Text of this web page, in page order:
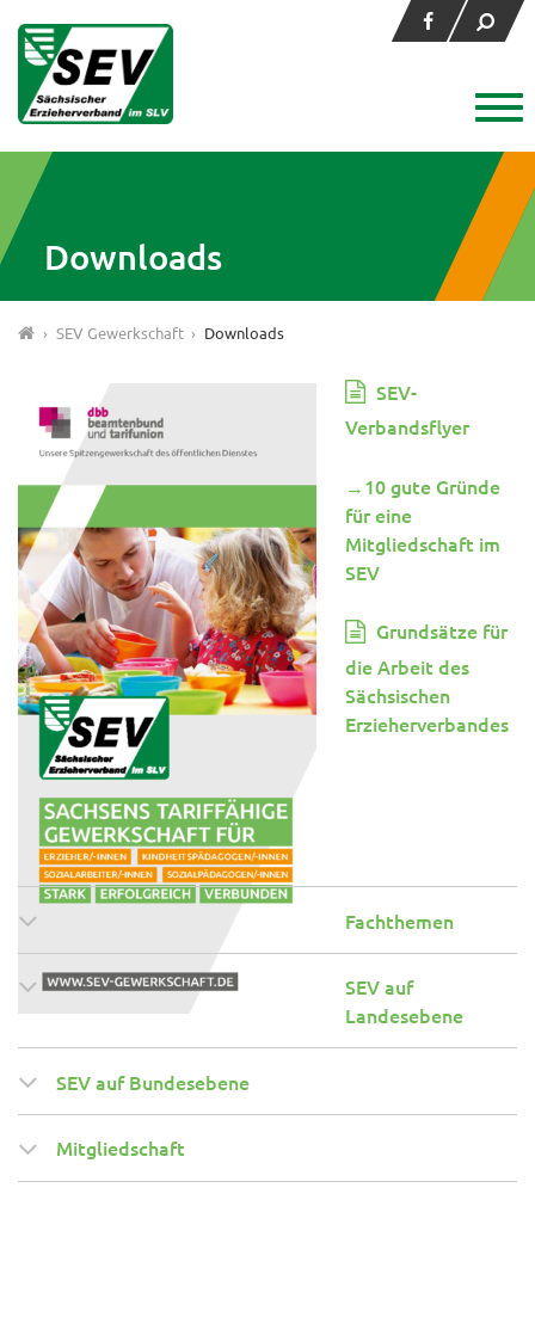
Downloads
› SEV Gewerkschaft › Downloads
SEV-
Verbandsflyer
→10 gute Gründe
für eine
Mitgliedschaft im
SEV
Grundsätze für
die Arbeit des
Sächsischen
Erzieherverbandes
Fachthemen
SEV auf
Landesebene
SEV auf Bundesebene
Mitgliedschaft